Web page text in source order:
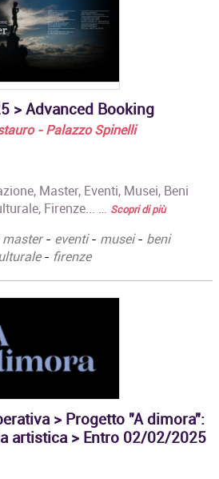
> Advanced Booking
- Palazzo Spinelli
Master, Eventi, Musei, Beni
Firenze... … Scopri di più
master- eventi- musei- beni
- firenze
> Progetto "A dimora":
artistica > Entro 02/02/2025